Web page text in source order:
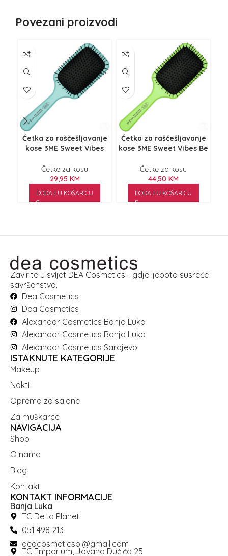
Povezani proizvodi
Četka za raščešljavanje
kose 3ME Sweet Vibes
Četke za kosu
29,95 KM
DODAJ U KOŠARICU
Četka za raščešljavanje
kose 3ME Sweet Vibes Be
Četke za kosu
44,50 KM
DODAJ U KOŠARICU
Zavirite u svijet DEA Cosmetics - gdje ljepota susreće
savršenstvo.
Dea Cosmetics
Dea Cosmetics
Alexandar Cosmetics Banja Luka
Alexandar Cosmetics Banja Luka
Alexandar Cosmetics Sarajevo
ISTAKNUTE KATEGORIJE
Makeup
Nokti
Oprema za salone
Za muškarce
NAVIGACIJA
Shop
O nama
Blog
Kontakt
KONTAKT INFORMACIJE
Banja Luka
TC Delta Planet
051 498 213
deacosmeticsbl@gmail.com
TC Emporium, Jovana Dučića 25